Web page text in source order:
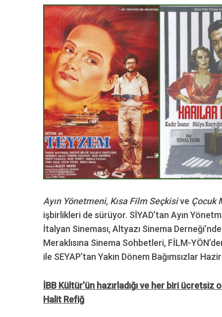
Ayın Yönetmeni, Kısa Film Seçkisive Çocuk
işbirlikleri de sürüyor. SİYAD’tan Ayın
İtalyan Sineması, Altyazı Sinema
Meraklısına Sinema Sohbetleri, FİLM-
ile SEYAP’tan Yakın Dönem Bağımsızlar
İBB Kültür’ün hazırladığı ve her biri
Halit Refiğ